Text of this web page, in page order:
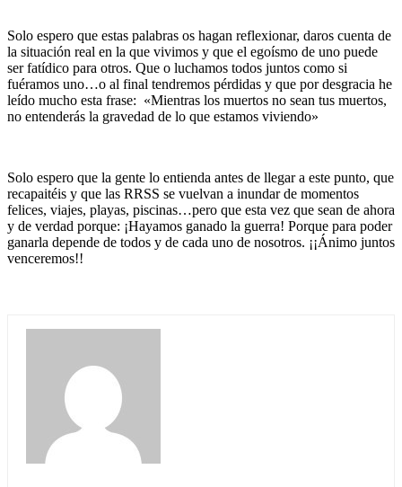
Solo espero que estas palabras os hagan reflexionar, daros cuenta de
la situación real en la que vivimos y que el egoísmo de uno puede
ser fatídico para otros. Que o luchamos todos juntos como si
fuéramos uno…o al final tendremos pérdidas y que por desgracia he
leído mucho esta frase: «Mientras los muertos no sean tus muertos,
no entenderás la gravedad de lo que estamos viviendo»
Solo espero que la gente lo entienda antes de llegar a este punto, que
recapaitéis y que las RRSS se vuelvan a inundar de momentos
felices, viajes, playas, piscinas…pero que esta vez que sean de ahora
y de verdad porque: ¡Hayamos ganado la guerra! Porque para poder
ganarla depende de todos y de cada uno de nosotros. ¡¡Ánimo juntos
venceremos!!